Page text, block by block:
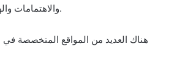
والاهتمامات والهوايات. هذا يمكن الأفراد من اتخاذ قرار مستنير عندما يتعلق الأمر بالزواج المسيار.
هناك العديد من المواقع المتخصصة في